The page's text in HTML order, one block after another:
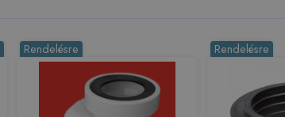
Rendelésre Rendelésre